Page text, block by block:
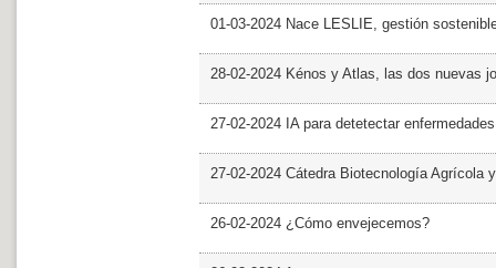
01-03-2024 Nace LESLIE, gestión
28-02-2024 Kénos y Atlas, las dos nuevas
27-02-2024 IA para detetectar
27-02-2024 Cátedra Biotecnología Agrícola
26-02-2024 ¿Cómo envejecemos?